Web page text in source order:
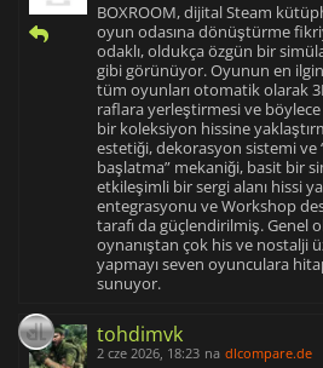
BOXROOM, dijital Steam
oyun odasına dönüştürme
odaklı, oldukça özgün bir
gibi görünüyor. Oyunun en
tüm oyunları otomatik olarak
raflara yerleştirmesi ve
bir koleksiyon hissine
estetiği, dekorasyon sistemi
başlatma” mekaniği, basit bir
etkileşimli bir sergi alanı hissi
entegrasyonu ve Workshop
tarafı da güçlendirilmiş. Genel
oynanıştan çok his ve nostalji
yapmayı seven oyunculara
sunuyor.
tohdimvk
2 cze 2026, 18:23 na dlcompare.de